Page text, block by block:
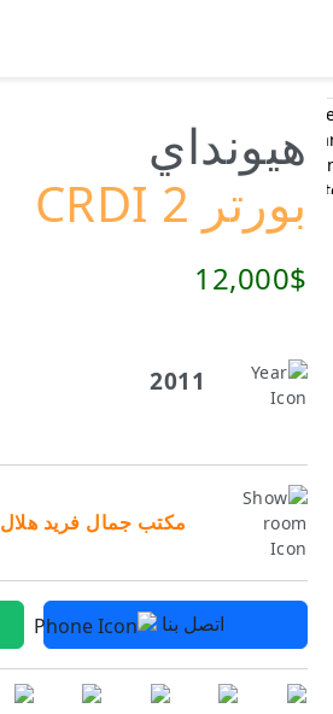
هيونداي
بورتر 2 CRDI
12,000$
2011
مكتب جمال فريد هلال
اتصل بنا